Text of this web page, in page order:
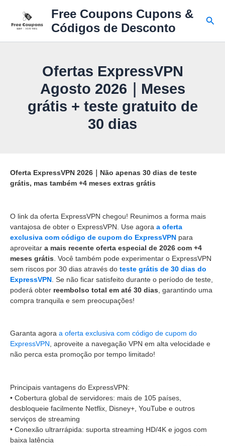
Free Coupons Cupons &
Códigos de Desconto
Ofertas ExpressVPN
Agosto 2026｜Meses
grátis + teste gratuito de
30 dias
Oferta ExpressVPN 2026｜Não apenas 30 dias de teste
grátis, mas também +4 meses extras grátis
O link da oferta ExpressVPN chegou! Reunimos a forma mais
vantajosa de obter o ExpressVPN. Use agora a oferta
exclusiva com código de cupom do ExpressVPN para
aproveitar a mais recente oferta especial de 2026 com +4
meses grátis . Você também pode experimentar o ExpressVPN
sem riscos por 30 dias através do teste grátis de 30 dias do
ExpressVPN . Se não ficar satisfeito durante o período de teste,
poderá obter reembolso total em até 30 dias , garantindo uma
compra tranquila e sem preocupações!
Garanta agora a oferta exclusiva com código de cupom do
ExpressVPN , aproveite a navegação VPN em alta velocidade e
não perca esta promoção por tempo limitado!
Principais vantagens do ExpressVPN:
• Cobertura global de servidores: mais de 105 países,
desbloqueie facilmente Netflix, Disney+, YouTube e outros
serviços de streaming
• Conexão ultrarrápida: suporta streaming HD/4K e jogos com
baixa latência